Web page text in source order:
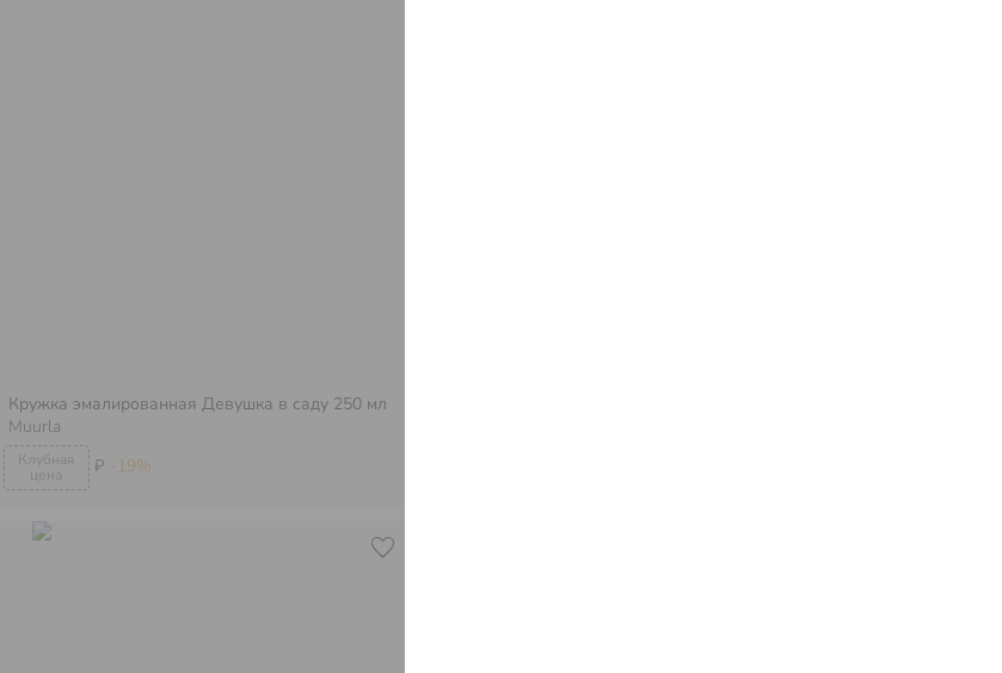
₽ -19%
Кружка эмалированная Девушка в саду 250 мл
Muurla